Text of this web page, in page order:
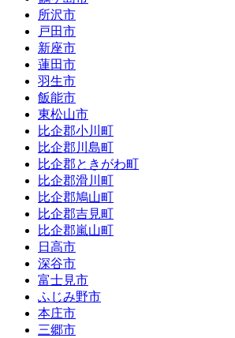
所沢市
戸田市
新座市
蓮田市
羽生市
飯能市
東松山市
比企郡小川町
比企郡川島町
比企郡ときがわ町
比企郡滑川町
比企郡鳩山町
比企郡吉見町
比企郡嵐山町
日高市
深谷市
富士見市
ふじみ野市
本庄市
三郷市